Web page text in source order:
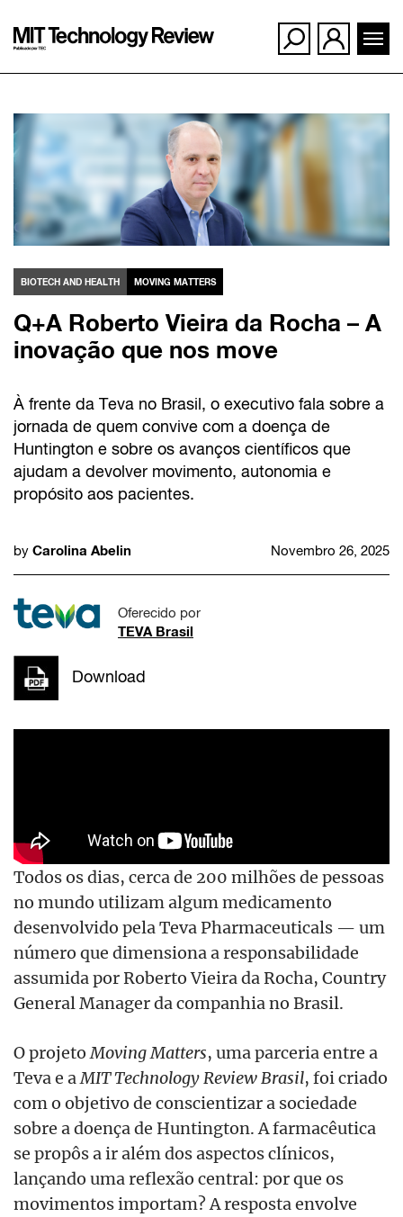
para
conteúdo
BIOTECH AND HEALTH MOVING MATTERS
Q+A Roberto Vieira da Rocha – A
inovação que nos move
À frente da Teva no Brasil, o executivo fala sobre a
jornada de quem convive com a doença de
Huntington e sobre os avanços científicos que
ajudam a devolver movimento, autonomia e
propósito aos pacientes.
by Carolina Abelin Novembro 26, 2025
Oferecido por
TEVA Brasil
Download
Todos os dias, cerca de 200 milhões de pessoas
no mundo utilizam algum medicamento
desenvolvido pela Teva Pharmaceuticals — um
número que dimensiona a responsabilidade
assumida por Roberto Vieira da Rocha, Country
General Manager da companhia no Brasil.
O projetoMoving Matters, uma parceria entre a
Teva e aMIT Technology Review Brasil, foi criado
com o objetivo de conscientizar a sociedade
sobre a doença de Huntington. A farmacêutica
se propôs a ir além dos aspectos clínicos,
lançando uma reflexão central: por que os
movimentos importam? A resposta envolve